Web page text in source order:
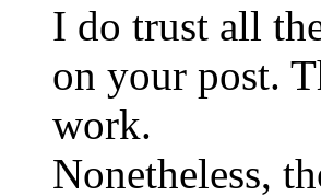
I do trust all
on your post.
work.
Nonetheless,